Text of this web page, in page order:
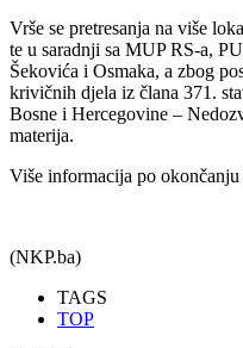
Vrše se pretresanja na više
te u saradnji sa MUP RS-a,
Šekovića i Osmaka, a zbog
krivičnih djela iz člana 371.
Bosne i Hercegovine –
materija.
Više informacija po
(NKP.ba)
TAGS
TOP